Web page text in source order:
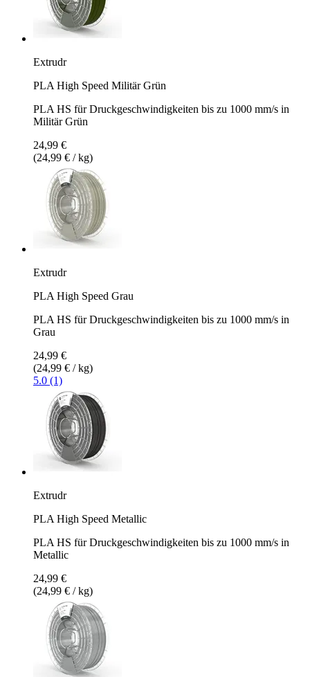
Extrudr
PLA High Speed Militär Grün
PLA HS für Druckgeschwindigkeiten bis zu 1000 mm/s in
Militär Grün
24,99 €
(24,99 € / kg)
Extrudr
PLA High Speed Grau
PLA HS für Druckgeschwindigkeiten bis zu 1000 mm/s in
Grau
24,99 €
(24,99 € / kg)
5.0 (1)
Extrudr
PLA High Speed Metallic
PLA HS für Druckgeschwindigkeiten bis zu 1000 mm/s in
Metallic
24,99 €
(24,99 € / kg)